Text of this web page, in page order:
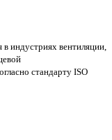
индустриях вентиляции,
стандарту ISO